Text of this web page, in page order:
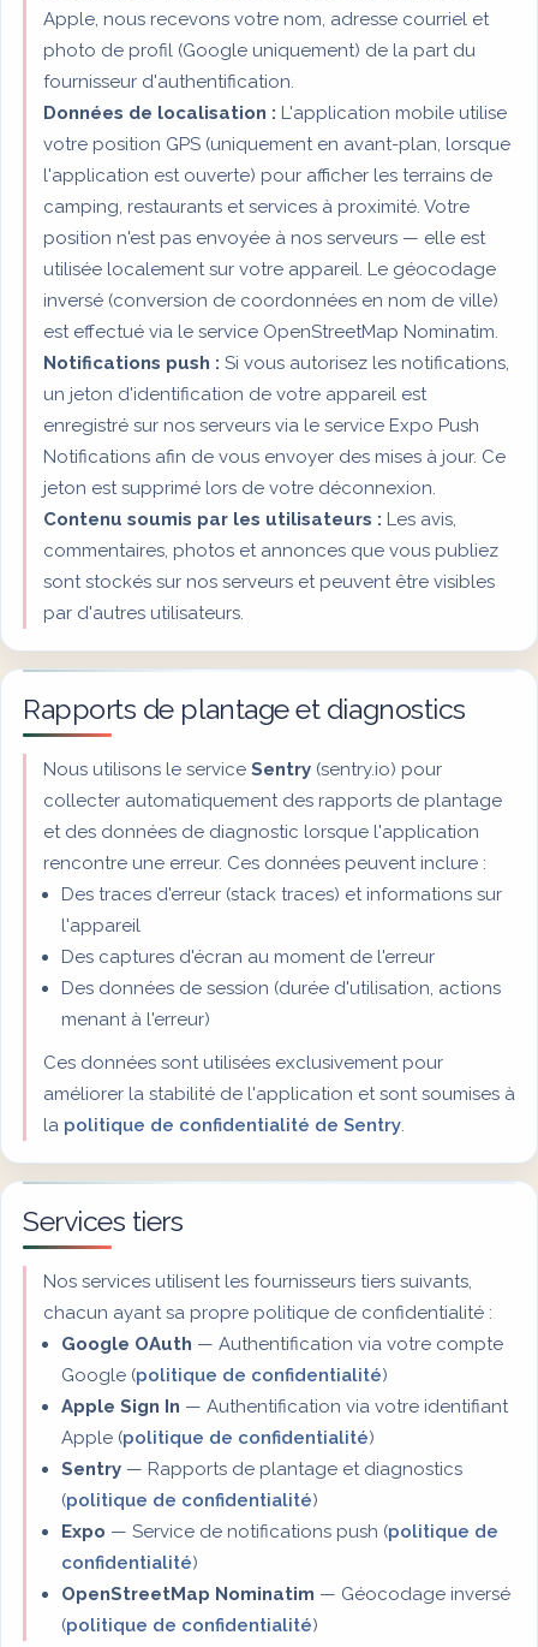
Apple, nous recevons votre nom, adresse courriel et
photo de profil (Google uniquement) de la part du
fournisseur d'authentification.
Données de localisation : L'application mobile utilise
votre position GPS (uniquement en avant-plan, lorsque
l'application est ouverte) pour afficher les terrains de
camping, restaurants et services à proximité. Votre
position n'est pas envoyée à nos serveurs — elle est
utilisée localement sur votre appareil. Le géocodage
inversé (conversion de coordonnées en nom de ville)
est effectué via le service OpenStreetMap Nominatim.
Notifications push : Si vous autorisez les notifications,
un jeton d'identification de votre appareil est
enregistré sur nos serveurs via le service Expo Push
Notifications afin de vous envoyer des mises à jour. Ce
jeton est supprimé lors de votre déconnexion.
Contenu soumis par les utilisateurs : Les avis,
commentaires, photos et annonces que vous publiez
sont stockés sur nos serveurs et peuvent être visibles
par d'autres utilisateurs.
Rapports de plantage et diagnostics
Nous utilisons le service Sentry (sentry.io) pour
collecter automatiquement des rapports de plantage
et des données de diagnostic lorsque l'application
rencontre une erreur. Ces données peuvent inclure :
Des traces d'erreur (stack traces) et informations sur
l'appareil
Des captures d'écran au moment de l'erreur
Des données de session (durée d'utilisation, actions
menant à l'erreur)
Ces données sont utilisées exclusivement pour
améliorer la stabilité de l'application et sont soumises à
la politique de confidentialité de Sentry.
Services tiers
Nos services utilisent les fournisseurs tiers suivants,
chacun ayant sa propre politique de confidentialité :
Google OAuth — Authentification via votre compte
Google (politique de confidentialité)
Apple Sign In — Authentification via votre identifiant
Apple (politique de confidentialité)
Sentry — Rapports de plantage et diagnostics
(politique de confidentialité)
Expo — Service de notifications push (politique de
confidentialité)
OpenStreetMap Nominatim — Géocodage inversé
(politique de confidentialité)